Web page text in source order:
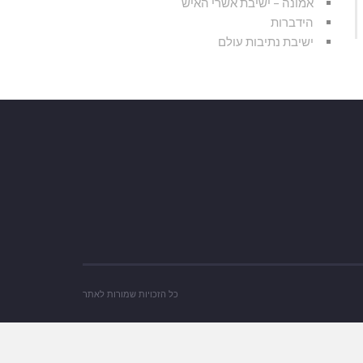
הידברות
ישיבת נתיבות עולם
כל הזכויות שמורות לאתר